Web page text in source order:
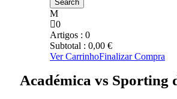
0
Artigos : 0
Subtotal : 0,00 €
Ver CarrinhoFinalizar Compra
Académica vs Sporting